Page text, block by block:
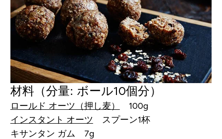
材料（分量: ボール10個分）
ロールド オーツ（押し麦）
100g
インスタント オーツ スプーン1杯
キサンタン ガム 7g